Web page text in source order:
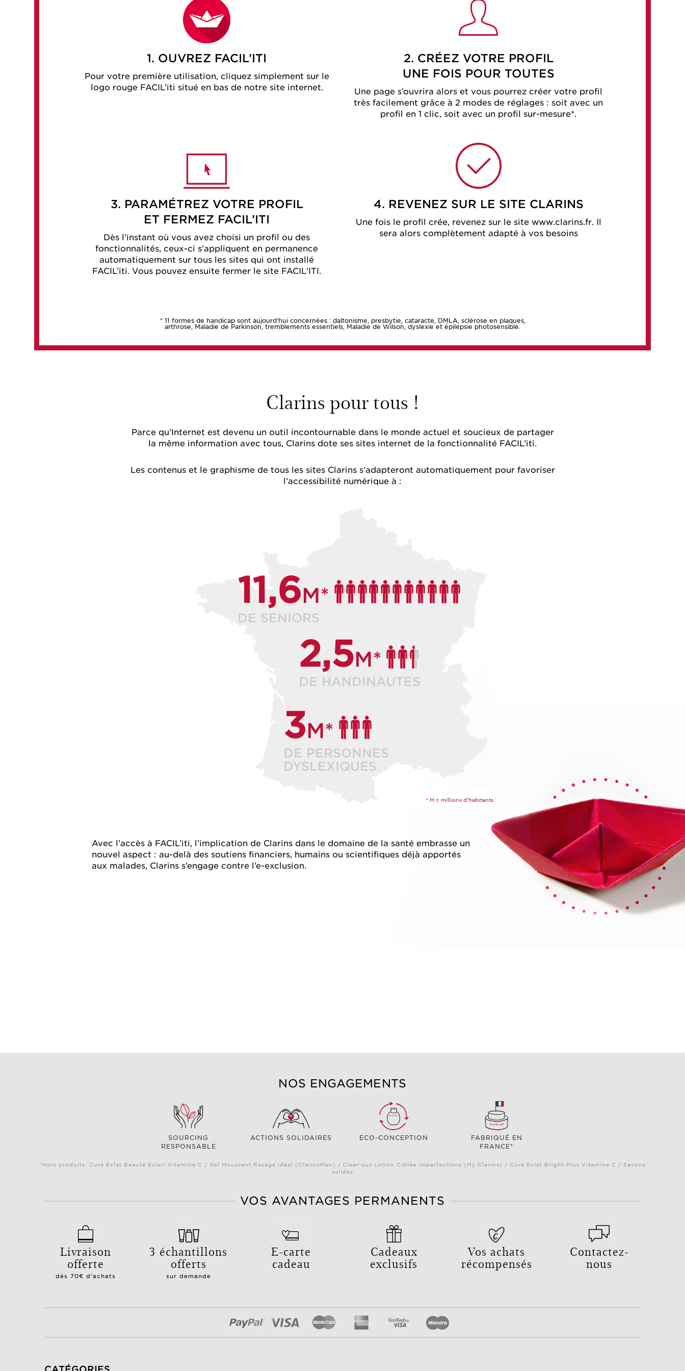
1. OUVREZ FACIL’ITI
Pour votre première utilisation, cliquez simplement sur le
logo rouge FACIL’iti situé en bas de notre site internet.
2. CRÉEZ VOTRE PROFIL
UNE FOIS POUR TOUTES
Une page s’ouvrira alors et vous pourrez créer votre profil
très facilement grâce à 2 modes de réglages : soit avec un
profil en 1 clic, soit avec un profil sur-mesure*.
3. PARAMÉTREZ VOTRE PROFIL
ET FERMEZ FACIL’ITI
Dès l’instant où vous avez choisi un profil ou des
fonctionnalités, ceux-ci s’appliquent en permanence
automatiquement sur tous les sites qui ont installé
FACIL’iti. Vous pouvez ensuite fermer le site FACIL'ITI.
4. REVENEZ SUR LE SITE CLARINS
Une fois le profil crée, revenez sur le site www.clarins.fr. Il
sera alors complètement adapté à vos besoins
* 11 formes de handicap sont aujourd’hui concernées : daltonisme, presbytie, cataracte, DMLA, sclérose en plaques,
arthrose, Maladie de Parkinson, tremblements essentiels, Maladie de Wilson, dyslexie et épilepsie photosensible.
Clarins pour tous !
Parce qu’Internet est devenu un outil incontournable dans le monde actuel et soucieux de partager
la même information avec tous, Clarins dote ses sites internet de la fonctionnalité FACIL’iti.
Les contenus et le graphisme de tous les sites Clarins s’adapteront automatiquement pour favoriser
l’accessibilité numérique à :
11,6M*
DE SENIORS
2,5M*
DE HANDINAUTES
3M*
DE PERSONNES
DYSLEXIQUES
* M = millions d’habitants
Avec l’accès à FACIL’iti, l’implication de Clarins dans le domaine de la santé embrasse un
nouvel aspect : au-delà des soutiens financiers, humains ou scientifiques déjà apportés
aux malades, Clarins s’engage contre l’e-exclusion.
NOS ENGAGEMENTS
SOURCING
RESPONSABLE
ACTIONS SOLIDAIRES ECO-CONCEPTION
FABRIQUÉ EN
FRANCE*
*Hors produits: Cure Eclat Beauté Eclair Vitamine C / Gel Moussant Rasage Idéal (ClarinsMen) / Clear-out Lotion Ciblée Imperfections (My Clarins) / Cure Eclat Bright Plus Vitamine C / Savons
solides
VOS AVANTAGES PERMANENTS
Livraison
offerte
dès 70€ d'achats
3 échantillons
offerts
sur demande
E-carte
cadeau
Cadeaux
exclusifs
Vos achats
récompensés
Contactez-
nous